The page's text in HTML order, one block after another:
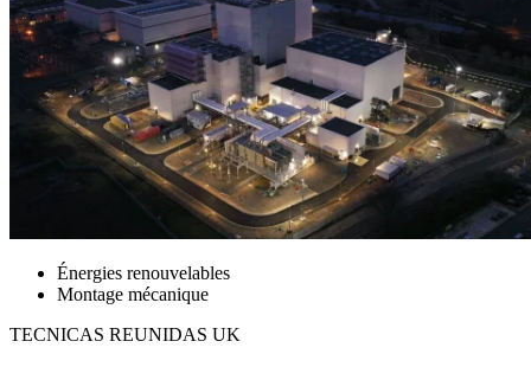
Énergies renouvelables
Montage mécanique
TECNICAS REUNIDAS UK